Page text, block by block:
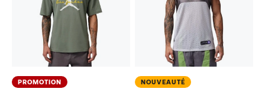
PROMOTION NOUVEAUTÉ